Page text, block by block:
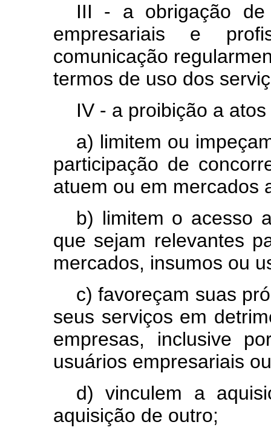
III - a obrigação de
empresariais e
comunicação
termos de uso dos
IV - a proibição a
a) limitem ou
participação de
atuem ou em mercados
b) limitem o acesso
que sejam relevantes
mercados, insumos ou
c) favoreçam suas
seus serviços em
empresas, inclusive
usuários empresariais
d) vinculem a
aquisição de outro;